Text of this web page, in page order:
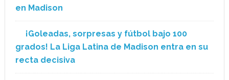
en Madison
¡Goleadas, sorpresas y fútbol bajo 100
grados! La Liga Latina de Madison entra en su
recta decisiva